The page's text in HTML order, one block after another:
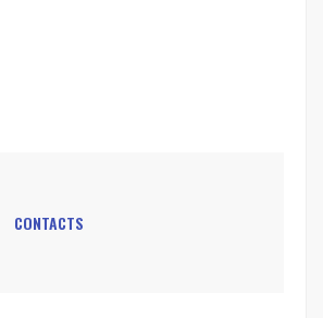
CONTACTS